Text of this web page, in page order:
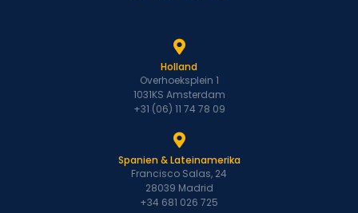
Holland
Overhoeksplein 1
1031KS Amsterdam
+31 (06) 11 74 78 09
Spanien & Lateinamerika
Francisco Salas, 24
28039 Madrid
+34 681 026 725